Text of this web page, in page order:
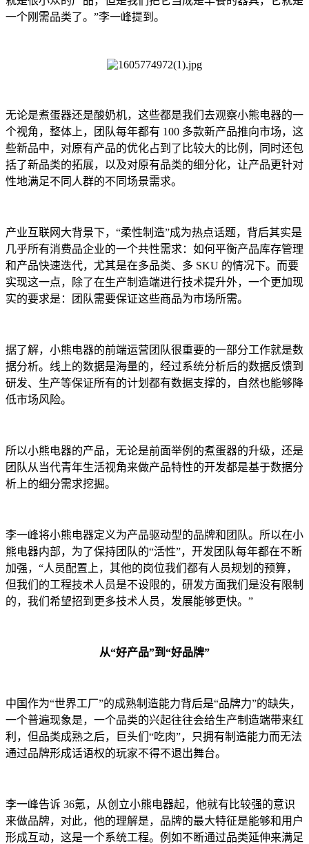
一个刚需品类了。”李一峰提到。
无论是煮蛋器还是酸奶机，这些都是我们去观察小熊电器的一
个视角，整体上，团队每年都有 100 多款新产品推向市场，这
些新品中，对原有产品的优化占到了比较大的比例，同时还包
括了新品类的拓展，以及对原有品类的细分化，让产品更针对
性地满足不同人群的不同场景需求。
产业互联网大背景下，“柔性制造”成为热点话题，背后其实是
几乎所有消费品企业的一个共性需求：如何平衡产品库存管理
和产品快速迭代，尤其是在多品类、多 SKU 的情况下。而要
实现这一点，除了在生产制造端进行技术提升外，一个更加现
实的要求是：团队需要保证这些商品为市场所需。
据了解，小熊电器的前端运营团队很重要的一部分工作就是数
据分析。线上的数据是海量的，经过系统分析后的数据反馈到
研发、生产等保证所有的计划都有数据支撑的，自然也能够降
低市场风险。
所以小熊电器的产品，无论是前面举例的煮蛋器的升级，还是
团队从当代青年生活视角来做产品特性的开发都是基于数据分
析上的细分需求挖掘。
李一峰将小熊电器定义为产品驱动型的品牌和团队。所以在小
熊电器内部，为了保持团队的“活性”，开发团队每年都在不断
加强，“人员配置上，其他的岗位我们都有人员规划的预算，
但我们的工程技术人员是不设限的，研发方面我们是没有限制
的，我们希望招到更多技术人员，发展能够更快。”
从“好产品”到“好品牌”
中国作为“世界工厂”的成熟制造能力背后是“品牌力”的缺失，
一个普遍现象是，一个品类的兴起往往会给生产制造端带来红
利，但品类成熟之后，巨头们“吃肉”，只拥有制造能力而无法
通过品牌形成话语权的玩家不得不退出舞台。
李一峰告诉 36氪，从创立小熊电器起，他就有比较强的意识
来做品牌，对此，他的理解是，品牌的最大特征是能够和用户
形成互动，这是一个系统工程。例如不断通过品类延伸来满足